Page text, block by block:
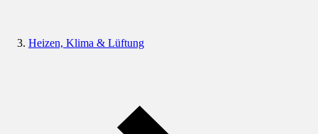
Heizen, Klima & Lüftung